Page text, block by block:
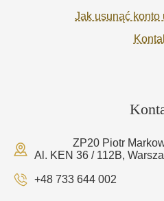
Jak usunąć konto
ZP20 Piotr
Al. KEN 36 / 112B,
+48 733 644 002